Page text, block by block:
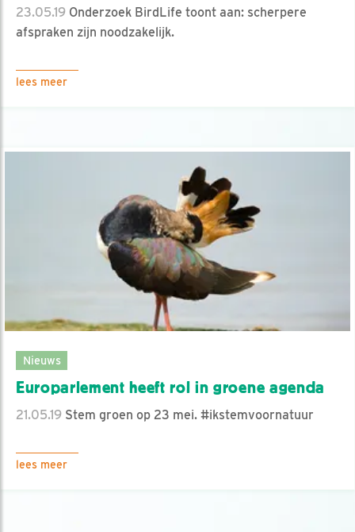
23.05.19 Onderzoek BirdLife toont aan: scherpere
afspraken zijn noodzakelijk.
lees meer
Nieuws
Europarlement heeft rol in groene agenda
21.05.19 Stem groen op 23 mei. #ikstemvoornatuur
lees meer